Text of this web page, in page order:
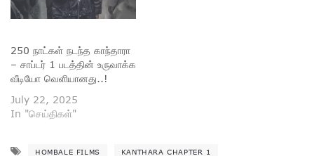
250 நாட்கள் நடந்த காந்தாரா
– சாப்டர் 1 படத்தின் உருவாக்க
வீடியோ வெளியானது..!
July 22, 2025
In "செய்திகள்"
HOMBALE FILMS KANTHARA CHAPTER 1